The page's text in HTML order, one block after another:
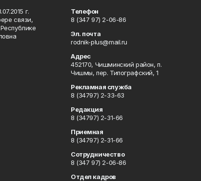
г.
связи,
Телефон
8 (347 97) 2-06-86
Эл. почта
rodnik-plus@mail.ru
Адрес
452170, Чишминский район, п.
Чишмы, пер. Типографский, 1
Рекламная служба
8 (34797) 2-33-63
Редакция
8 (34797) 2-31-66
Приемная
8 (34797) 2-31-66
Сотрудничество
8 (347 97) 2-06-86
Отдел кадров